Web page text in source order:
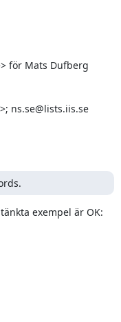
för Mats Dufberg
ns.se@lists.iis.se
exempel är OK: